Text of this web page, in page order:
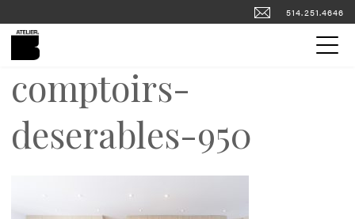
514.251.4646
FOURS ET FOYERS
PORTFOLIO
PLANCHERS DE BÉTON
COMPTOIRS DE BÉTON
ENGLISH
comptoirs-
deserables-950